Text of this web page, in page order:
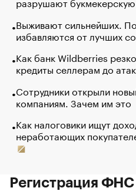
Выживают сильнейших.
избавляются от лучших
Как банк Wildberries
кредиты селлерам до
Сотрудники открыли
компаниям. Зачем им это
Как налоговики ищут
неработающих
Регистрация ФНС